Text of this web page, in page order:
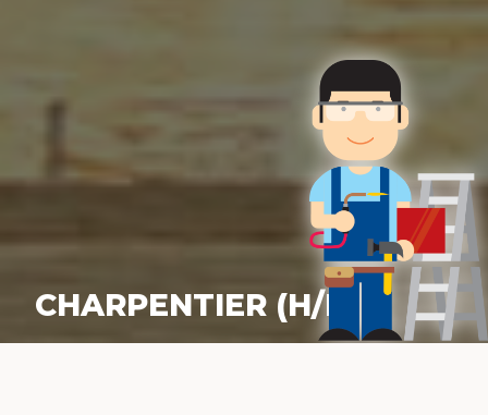
CHARPENTIER (H/F)